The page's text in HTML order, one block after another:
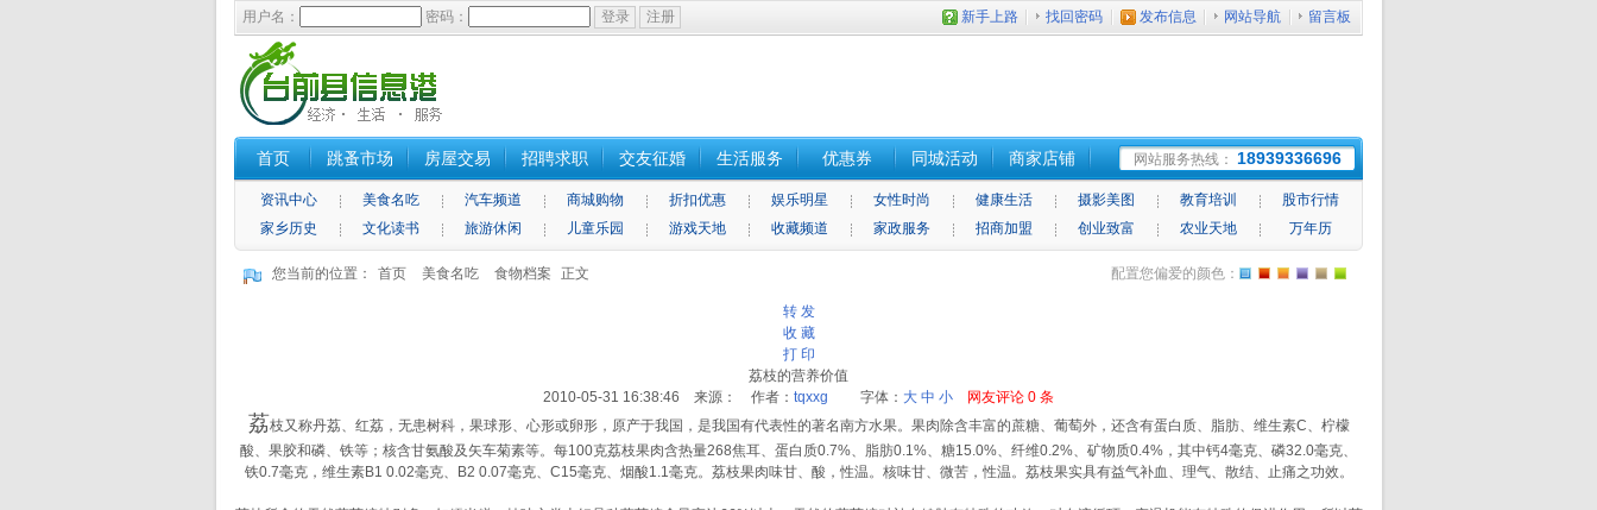
用户名： 密码： 新手上路 找回密码 发布信息 网站导航 留言板
首页 跳蚤市场 房屋交易 招聘求职 交友征婚 生活服务 优惠券 同城活动 商家店铺 网站服务热线： 18939336696
资讯中心 美食名吃 汽车频道 商城购物 折扣优惠 娱乐明星 女性时尚 健康生活 摄影美图 教育培训
股市行情
家乡历史
文化读书 旅游休闲 儿童乐园 游戏天地 收藏频道 家政服务 招商加盟 创业致富 农业天地 万年历
您当前的位置： 首页 美食名吃 食物档案 正文 配置您偏爱的颜色：
转 发
收 藏
打 印
荔枝的营养价值
2010-05-31 16:38:46 来源： 作者： tqxxg 字体： 大 中 小 网友评论 0 条
荔枝又称丹荔、红荔，无患树科，果球形、心形或卵形，原产于我国，是我国有代表性的著名南方水果。果肉除含丰富的蔗糖、葡萄外，还含有蛋白质、脂肪、维生素C、柠檬
酸、果胶和磷、铁等；核含甘氨酸及矢车菊素等。每100克荔枝果肉含热量268焦耳、蛋白质0.7%、脂肪0.1%、糖15.0%、纤维0.2%、矿物质0.4%，其中钙4毫克、磷32.0毫克、
铁0.7毫克，维生素B1 0.02毫克、B2 0.07毫克、C15毫克、烟酸1.1毫克。荔枝果肉味甘、酸，性温。核味甘、微苦，性温。荔枝果实具有益气补血、理气、散结、止痛之功效。